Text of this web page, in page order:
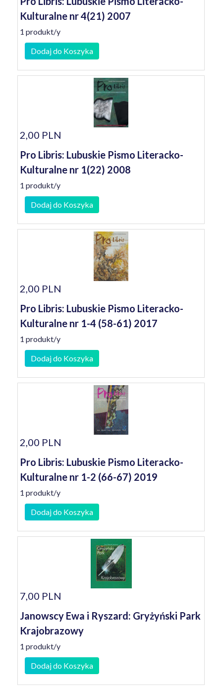
Kulturalne nr 4(21) 2007
1 produkt/y
Dodaj do Koszyka
2,00 PLN
Pro Libris: Lubuskie Pismo Literacko-
Kulturalne nr 1(22) 2008
1 produkt/y
Dodaj do Koszyka
2,00 PLN
Pro Libris: Lubuskie Pismo Literacko-
Kulturalne nr 1-4 (58-61) 2017
1 produkt/y
Dodaj do Koszyka
2,00 PLN
Pro Libris: Lubuskie Pismo Literacko-
Kulturalne nr 1-2 (66-67) 2019
1 produkt/y
Dodaj do Koszyka
7,00 PLN
Janowscy Ewa i Ryszard: Gryżyński Park
Krajobrazowy
1 produkt/y
Dodaj do Koszyka